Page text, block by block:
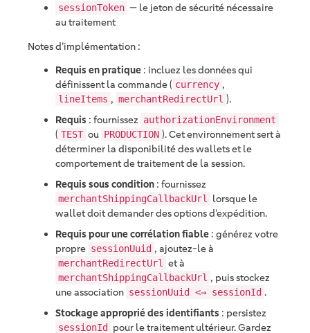
sessionToken — le jeton de sécurité nécessaire
au traitement
Notes d’implémentation :
Requis en pratique : incluez les données qui
définissent la commande ( currency ,
lineItems , merchantRedirectUrl ).
Requis : fournissez authorizationEnvironment
( TEST ou PRODUCTION ). Cet environnement sert à
déterminer la disponibilité des wallets et le
comportement de traitement de la session.
Requis sous condition : fournissez
merchantShippingCallbackUrl
lorsque le
wallet doit demander des options d’expédition.
Requis pour une corrélation fiable : générez votre
propre sessionUuid , ajoutez-le à
merchantRedirectUrl et à
merchantShippingCallbackUrl , puis stockez
une association sessionUuid <→ sessionId .
Stockage approprié des identifiants : persistez
sessionId pour le traitement ultérieur. Gardez